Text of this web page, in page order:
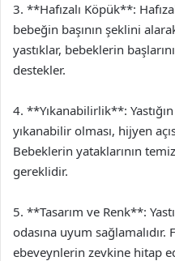
3. **Hafızalı Köpük**:
bebeğin başının şeklini
yastıklar, bebeklerin
destekler.
4. **Yıkanabilirlik**: Yastığın
yıkanabilir olması, hijyen
Bebeklerin yataklarının
gereklidir.
5. **Tasarım ve Renk**:
odasına uyum sağlamalıdır.
ebeveynlerin zevkine hitap